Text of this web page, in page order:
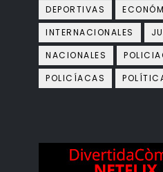
DEPORTIVAS
INTERNACIONALES
NACIONALES
POLICÍACAS